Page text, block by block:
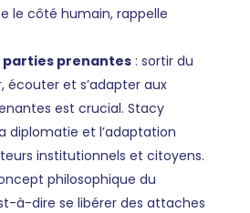
le côté humain, rappelle
parties prenantes: sortir du
écouter et s’adapter aux
est crucial. Stacy
diplomatie et l’adaptation
institutionnels et citoyens.
philosophique du
à-dire se libérer des attaches